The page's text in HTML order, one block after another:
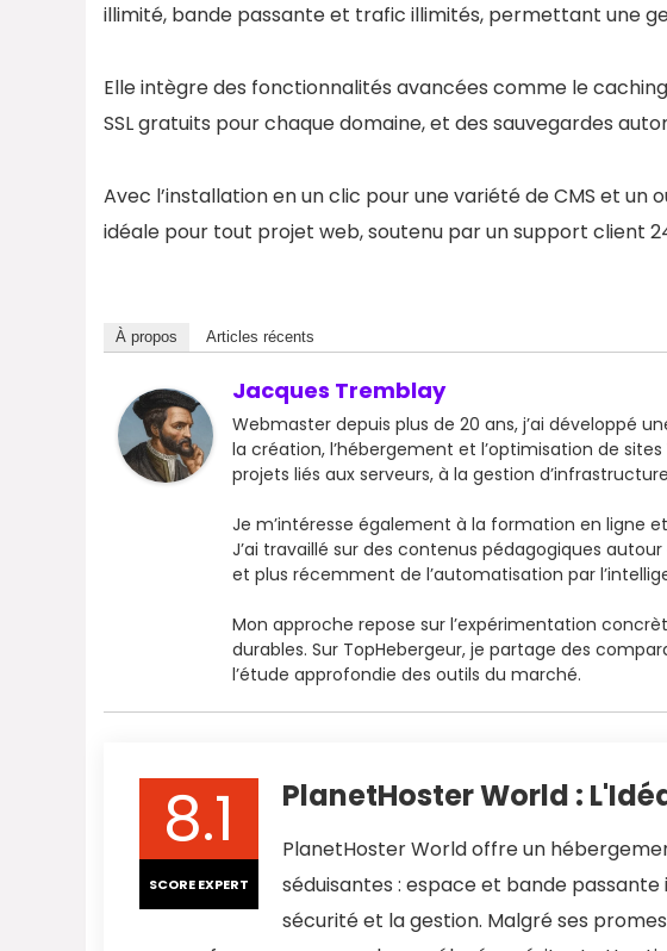
illimité, bande passante et trafic illimités, permettant une
Elle intègre des fonctionnalités avancées comme le
SSL gratuits pour chaque domaine, et des sauvegardes
Avec l’installation en un clic pour une variété de CMS et
idéale pour tout projet web, soutenu par un support client
À propos Articles récents
Jacques Tremblay
Webmaster depuis plus de 20 ans, j’ai développé
la création, l’hébergement et l’optimisation de
projets liés aux serveurs, à la gestion
Je m’intéresse également à la formation en ligne
J’ai travaillé sur des contenus pédagogiques
et plus récemment de l’automatisation par
Mon approche repose sur l’expérimentation
durables. Sur TopHebergeur, je partage des
l’étude approfondie des outils du marché.
8.1
SCORE EXPERT
PlanetHoster World :
PlanetHoster World offre un
séduisantes : espace et bande
sécurité et la gestion. Malgré ses